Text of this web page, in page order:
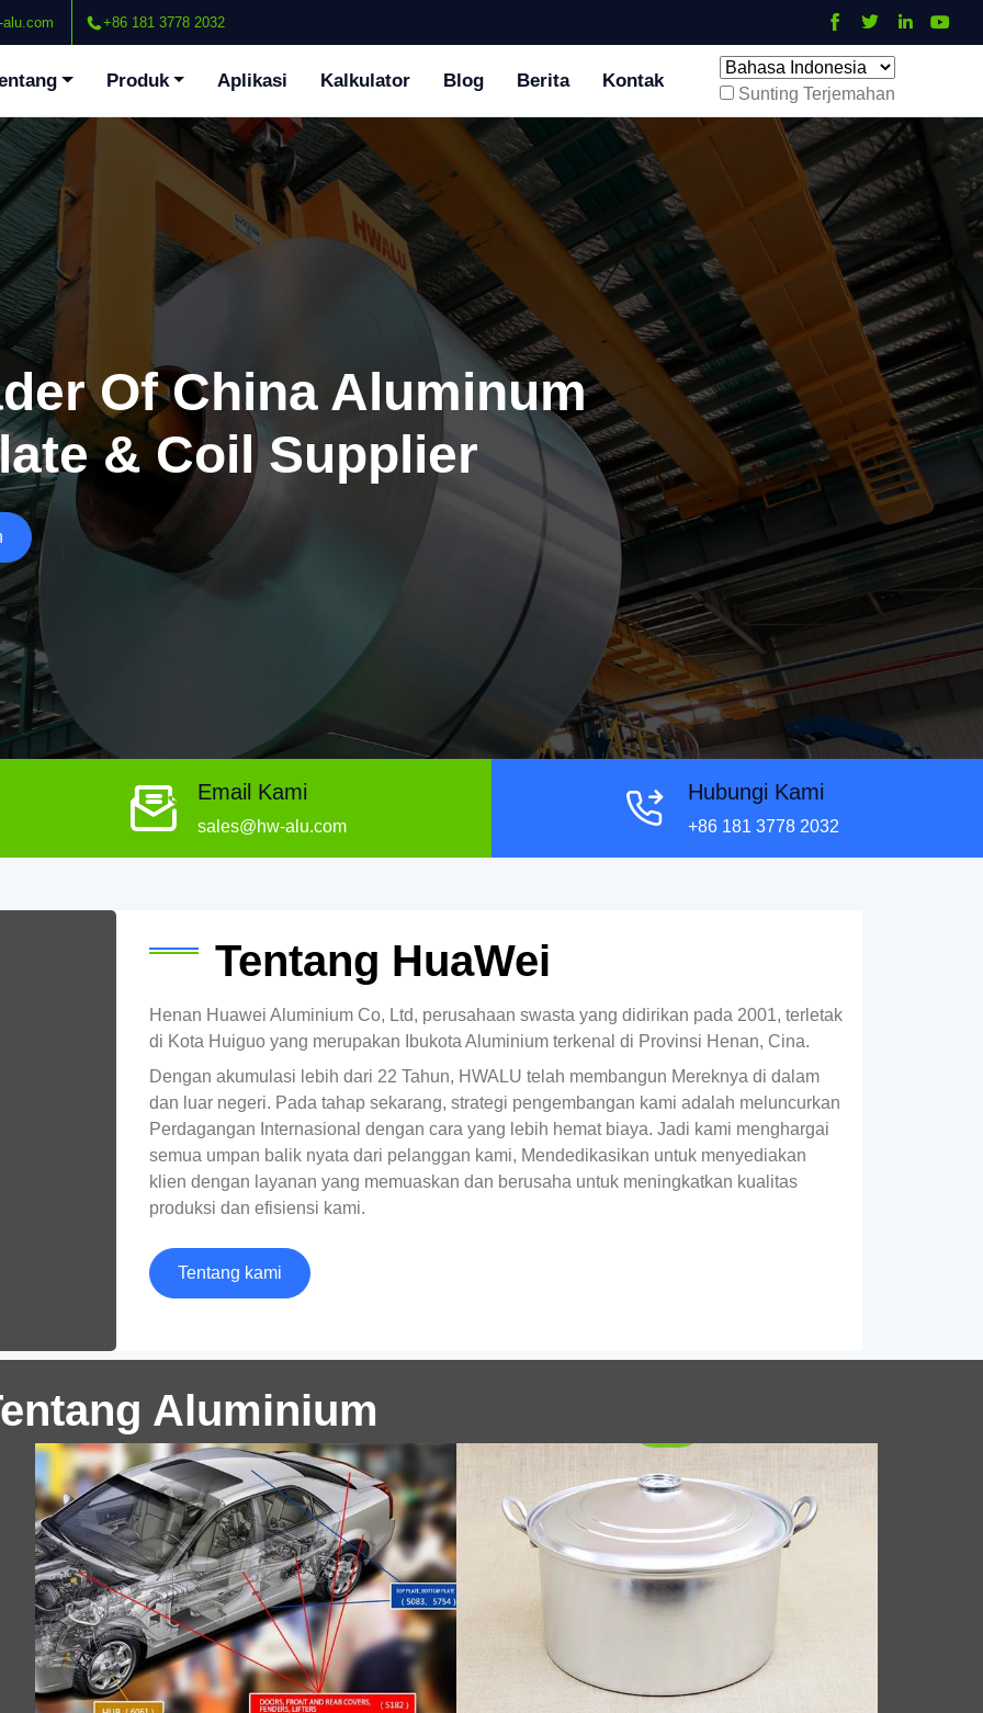
+86 181 3778 2032
Produk Aplikasi Kalkulator Blog Berita Kontak
Sunting Terjemahan
Of China Aluminum
& Coil Supplier
Email Kami
sales@hw-alu.com
Hubungi Kami
+86 181 3778 2032
Tentang HuaWei
Henan Huawei Aluminium Co, Ltd, perusahaan swasta yang didirikan pada 2001, terletak
di Kota Huiguo yang merupakan Ibukota Aluminium terkenal di Provinsi Henan, Cina.
Dengan akumulasi lebih dari 22 Tahun, HWALU telah membangun Mereknya di dalam
dan luar negeri. Pada tahap sekarang, strategi pengembangan kami adalah meluncurkan
Perdagangan Internasional dengan cara yang lebih hemat biaya. Jadi kami menghargai
semua umpan balik nyata dari pelanggan kami, Mendedikasikan untuk menyediakan
klien dengan layanan yang memuaskan dan berusaha untuk meningkatkan kualitas
produksi dan efisiensi kami.
Tentang kami
Aluminium
Lembaran Aluminium Untuk Mobil
Sebagai bahan perwakilan mobil ringan,
aluminium telah menjadi bahan baku utama
1100 Lingkaran Aluminium Peralatan
| 5182-Kumparan Aluminium H19
untuk Tab Tarik
Kumparan aluminium 5182-H19 berkualitas
tinggi untuk tab penarik menawarkan
kekuatan luar biasa, pembentukan yang
tepat, dan kinerja yang andal untuk
pengemasan minuman.
Lembaran aluminium untuk pintu
mobil
Lembaran aluminium untuk pintu mobil
mengacu pada lembaran paduan aluminium
yang khusus digunakan untuk pembuatan